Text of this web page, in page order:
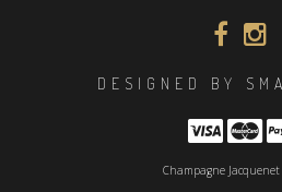
DESIGNED BY
Champagne